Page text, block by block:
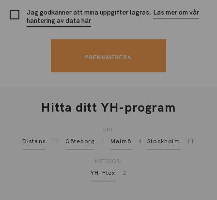
Jag godkänner att mina uppgifter lagras. Läs mer om vår
hantering av data här
Hitta ditt YH-program
ORT
Distans 11 Göteborg 1 Malmö 4 Stockholm 11
KATEGORI
YH-Flex 2